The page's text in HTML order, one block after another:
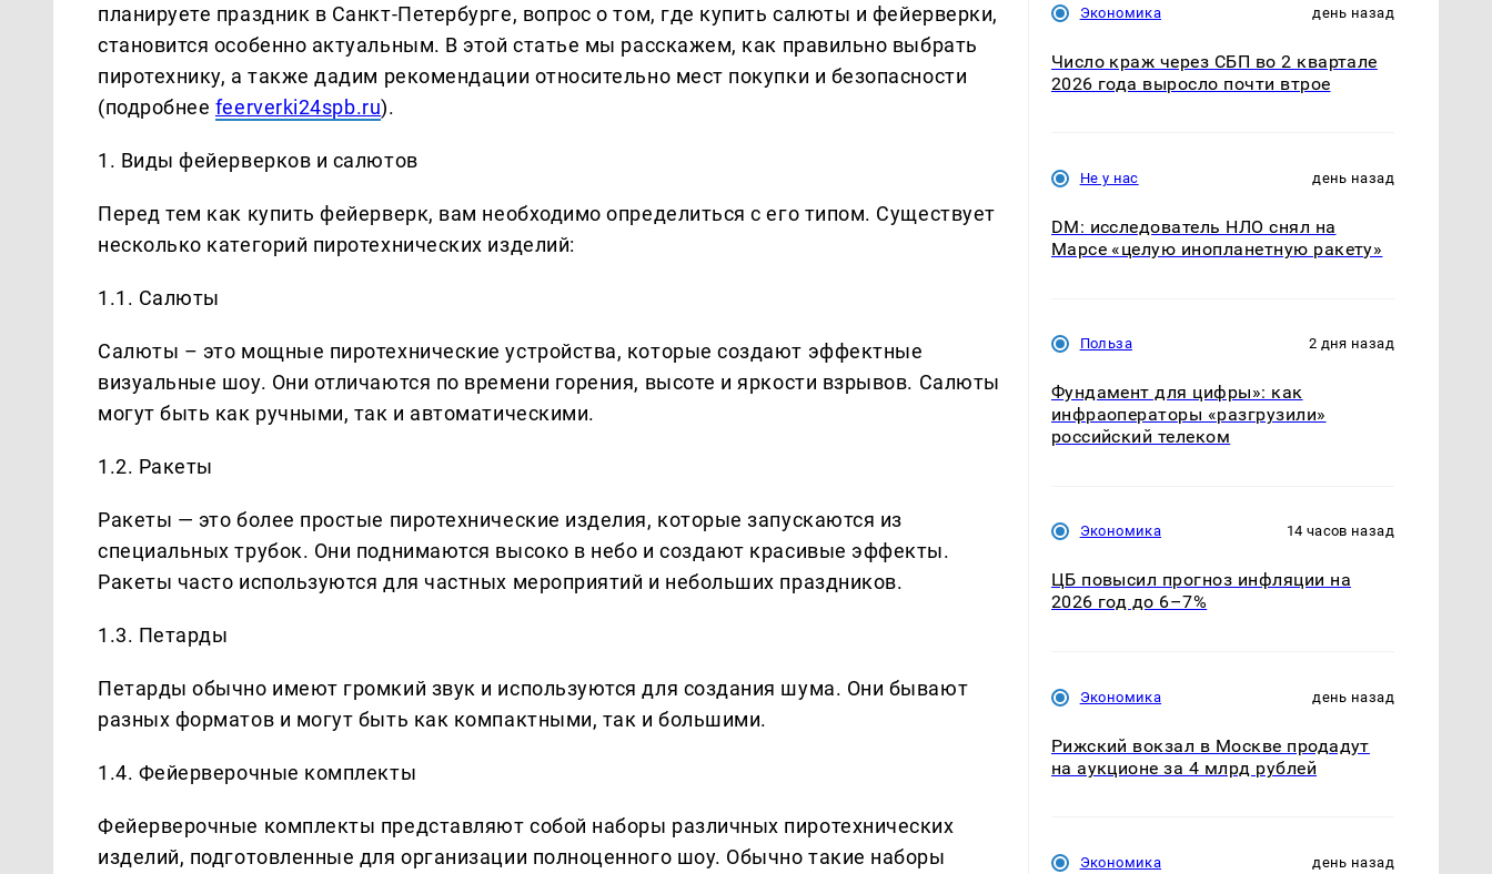
планируете праздник в Санкт-Петербурге, вопрос о том, где купить салюты и фейерверки,
становится особенно актуальным. В этой статье мы расскажем, как правильно выбрать
пиротехнику, а также дадим рекомендации относительно мест покупки и безопасности
(подробнее feerverki24spb.ru).
1. Виды фейерверков и салютов
Перед тем как купить фейерверк, вам необходимо определиться с его типом. Существует
несколько категорий пиротехнических изделий:
1.1. Салюты
Салюты – это мощные пиротехнические устройства, которые создают эффектные
визуальные шоу. Они отличаются по времени горения, высоте и яркости взрывов. Салюты
могут быть как ручными, так и автоматическими.
1.2. Ракеты
Ракеты — это более простые пиротехнические изделия, которые запускаются из
специальных трубок. Они поднимаются высоко в небо и создают красивые эффекты.
Ракеты часто используются для частных мероприятий и небольших праздников.
1.3. Петарды
Петарды обычно имеют громкий звук и используются для создания шума. Они бывают
разных форматов и могут быть как компактными, так и большими.
1.4. Фейерверочные комплекты
Фейерверочные комплекты представляют собой наборы различных пиротехнических
изделий, подготовленные для организации полноценного шоу. Обычно такие наборы
Экономика день назад
Число краж через СБП во 2 квартале
2026 года выросло почти втрое
Не у нас день назад
DM: исследователь НЛО снял на
Марсе «целую инопланетную ракету»
Польза 2 дня назад
Фундамент для цифры»: как
инфраоператоры «разгрузили»
российский телеком
Экономика 14 часов назад
ЦБ повысил прогноз инфляции на
2026 год до 6–7%
Экономика день назад
Рижский вокзал в Москве продадут
на аукционе за 4 млрд рублей
Экономика день назад